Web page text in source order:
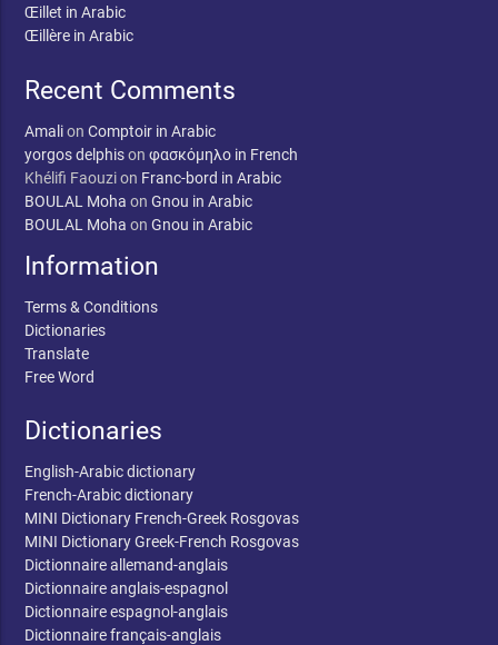
Œillet in Arabic
Œillère in Arabic
Recent Comments
AmalionComptoir in Arabic
yorgos delphisonφασκόμηλο in French
Khélifi Faouzion Franc-bord in Arabic
BOULAL Moha onGnou in Arabic
BOULAL Moha onGnou in Arabic
Information
Terms & Conditions
Dictionaries
Translate
Free Word
Dictionaries
English-Arabic dictionary
French-Arabic dictionary
MINI Dictionary French-Greek Rosgovas
MINI Dictionary Greek-French Rosgovas
Dictionnaire allemand-anglais
Dictionnaire anglais-espagnol
Dictionnaire espagnol-anglais
Dictionnaire français-anglais